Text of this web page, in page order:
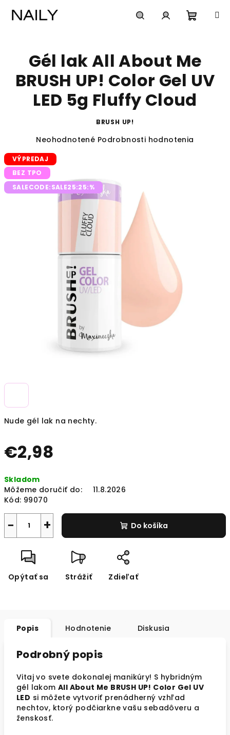
košík
Nude gél lak na nechty.
€2,98
cena:
Skladom
Môžeme doručiť do:
11.8.2026
Kód: 99070
+
− Do košíka
Opýtať sa Strážiť Zdieľať
Gél lak All About Me
BRUSH UP! Color Gel UV
LED 5g Fluffy Cloud
BRUSH UP!
Priemerné
produktu
je
0,0
z
hviezdičiek.
Neohodnotené Podrobnosti hodnotenia
VÝPREDAJ
BEZ TPO
SALECODE:SALE25:25:%
Popis Hodnotenie Diskusia
Podrobný popis
Vitaj vo svete dokonalej manikúry! S hybridným
gél lakomAll About Me BRUSH UP! Color Gel UV
LED si môžete vytvoriť prenádherný vzhľad
nechtov, ktorý podčiarkne vašu sebadôveru a
ženskosť.